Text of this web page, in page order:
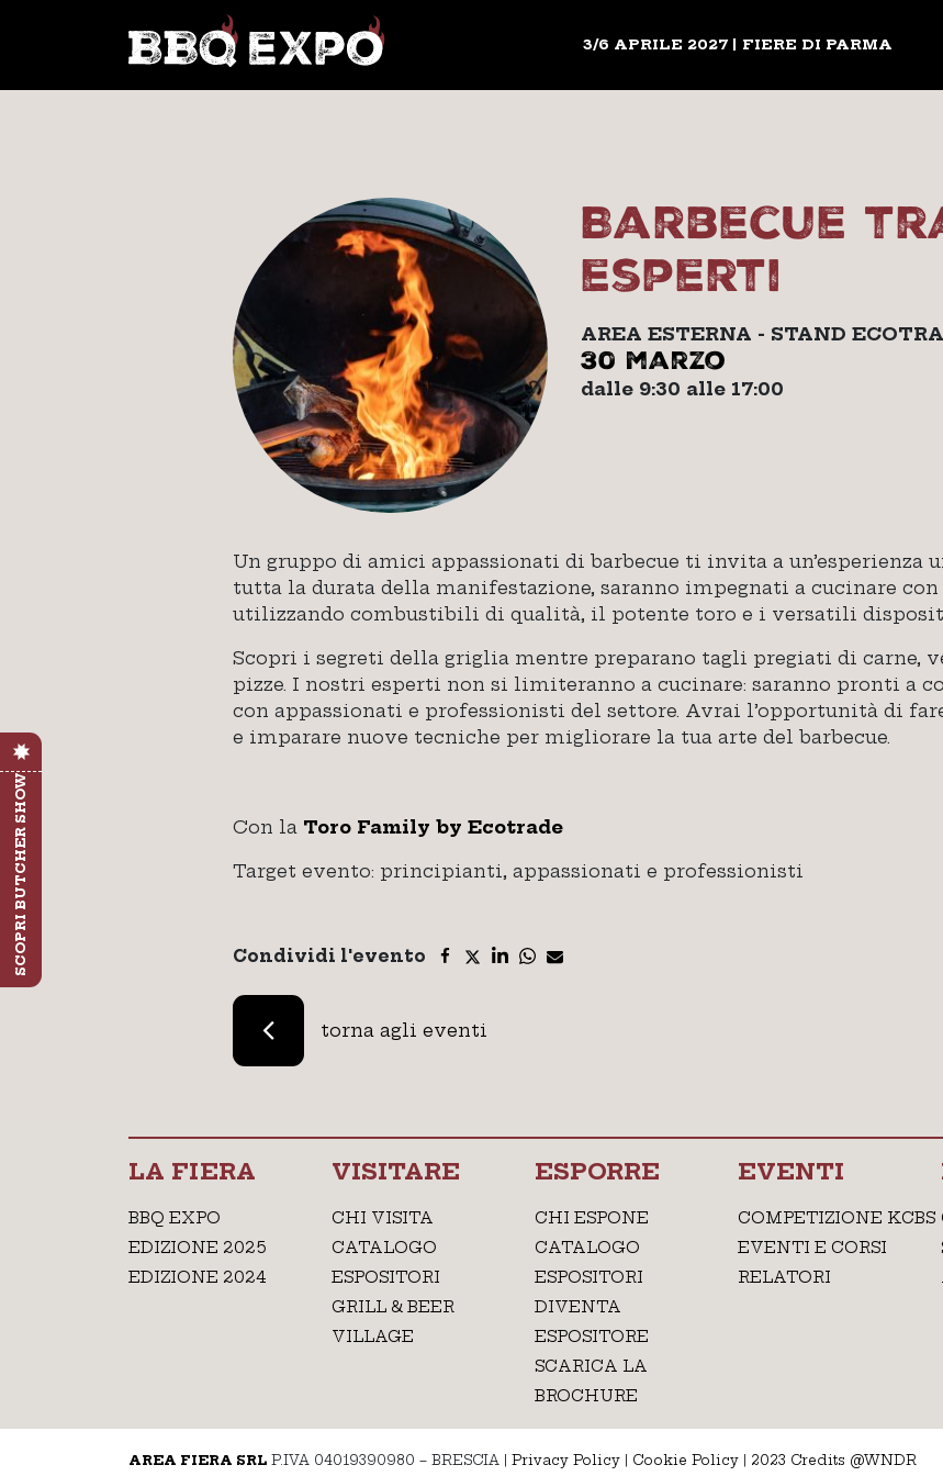
3/6 APRILE 2027 | FIERE DI PARMA
SCOPRI BUTCHER SHOW
Barbecue
esperti
AREA ESTERNA - STAND
30 marzo
dalle 9:30 alle 17:00
Un gruppo di amici appassionati di barbecue ti invita a un’esperienza
tutta la durata della manifestazione, saranno impegnati a cucinare
utilizzando combustibili di qualità, il potente toro e i versatili
Scopri i segreti della griglia mentre preparano tagli pregiati di carne,
pizze. I nostri esperti non si limiteranno a cucinare: saranno pronti a
con appassionati e professionisti del settore. Avrai l’opportunità di
e imparare nuove tecniche per migliorare la tua arte del barbecue.
Con la Toro Family by Ecotrade
Target evento: principianti, appassionati e professionisti
Condividi l'evento
torna agli eventi
LA FIERA
BBQ EXPO
EDIZIONE 2025
EDIZIONE 2024
VISITARE
CHI VISITA
CATALOGO
ESPOSITORI
GRILL & BEER
VILLAGE
ESPORRE
CHI ESPONE
CATALOGO
ESPOSITORI
DIVENTA
ESPOSITORE
SCARICA LA
BROCHURE
EVENTI
COMPETIZIONE KCBS
EVENTI E CORSI
RELATORI
AREA FIERA SRL P.IVA 04019390980 – BRESCIA Privacy Policy Cookie Policy 2023 Credits @WNDR